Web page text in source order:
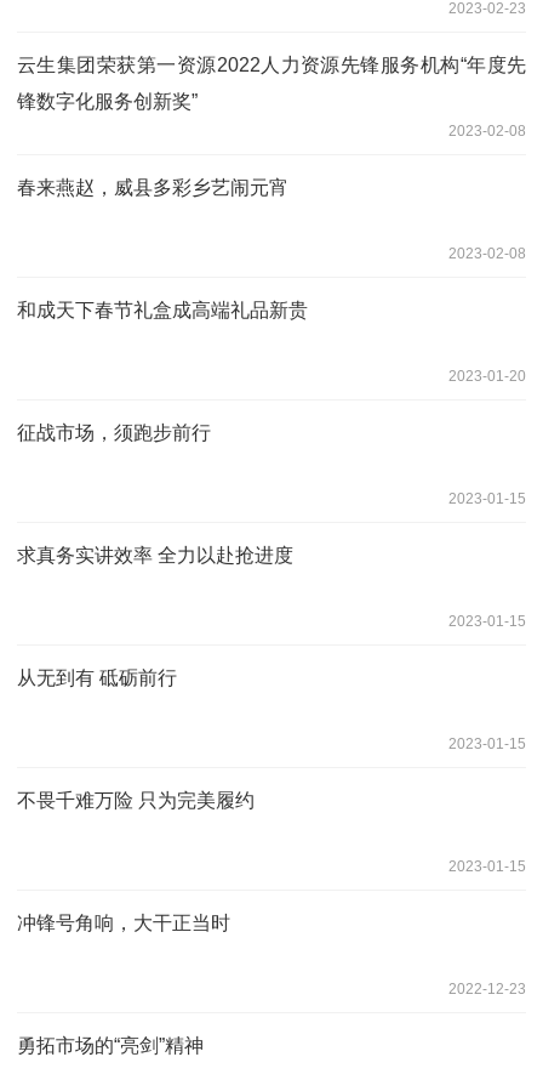
2023-02-23
云生集团荣获第一资源2022人力资源先锋服务机构“年度先
锋数字化服务创新奖”
2023-02-08
春来燕赵，威县多彩乡艺闹元宵
2023-02-08
和成天下春节礼盒成高端礼品新贵
2023-01-20
征战市场，须跑步前行
2023-01-15
求真务实讲效率 全力以赴抢进度
2023-01-15
从无到有 砥砺前行
2023-01-15
不畏千难万险 只为完美履约
2023-01-15
冲锋号角响，大干正当时
2022-12-23
勇拓市场的“亮剑”精神